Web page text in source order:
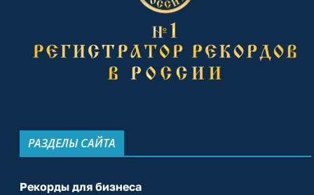
РАЗДЕЛЫ САЙТА
Рекорды для бизнеса